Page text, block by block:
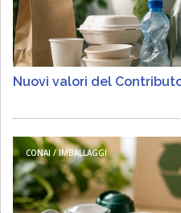
Nuovi valori del
CONAI / IMBALLAGGI